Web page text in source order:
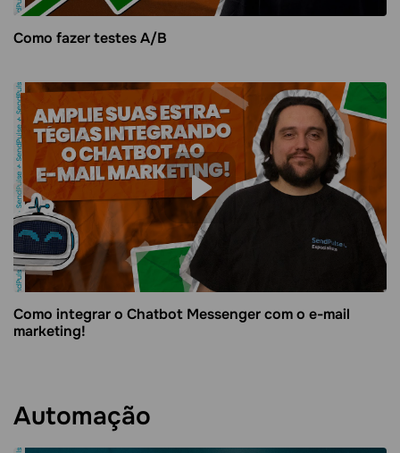
Como fazer testes A/B
Como integrar o Chatbot Messenger com o e-mail
marketing!
Automação